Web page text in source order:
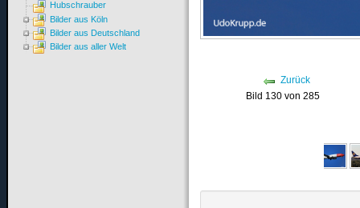
Zurück
Bild 130 von 285
Hubschrauber
Bilder aus Köln
Bilder aus Deutschland
Bilder aus aller Welt